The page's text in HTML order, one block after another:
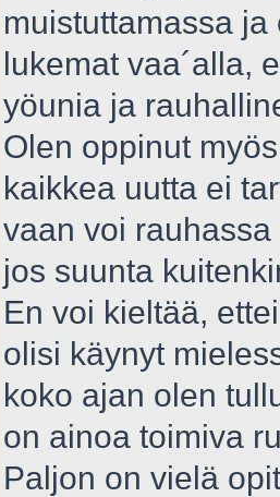
muistuttamassa
lukemat vaa´alla,
yöunia ja
Olen oppinut
kaikkea uutta ei
vaan voi
jos suunta
En voi kieltää,
olisi käynyt
koko ajan olen
on ainoa toimiva
Paljon on vielä